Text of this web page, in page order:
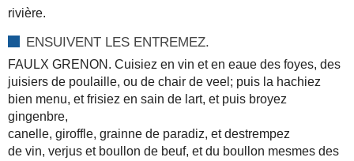
rivière.
ENSUIVENT LES ENTREMEZ.
FAULX GRENON. Cuisiez en vin et en eaue des foyes, des
juisiers de poulaille, ou de chair de veel; puis la hachiez
bien menu, et frisiez en sain de lart, et puis broyez
gingenbre,
canelle, giroffle, grainne de paradiz, et destrempez
de vin, verjus et boullon de beuf, et du boullon mesmes des